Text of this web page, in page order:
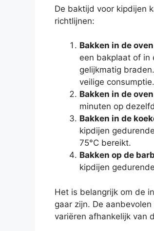
De baktijd voor kipdijen
richtlijnen:
Bakken in de
een bakplaat of in
gelijkmatig
veilige consumptie.
Bakken in de
minuten op
Bakken in de
kipdijen
75°C bereikt.
Bakken op de
kipdijen
Het is belangrijk om de
gaar zijn. De
variëren afhankelijk van